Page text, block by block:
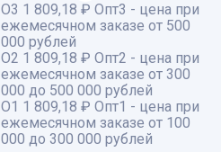
О3 1 809,18 ₽ Опт3 - цена при
ежемесячном заказе от 500
000 рублей
О2 1 809,18 ₽ Опт2 - цена при
ежемесячном заказе от 300
000 до 500 000 рублей
О1 1 809,18 ₽ Опт1 - цена при
ежемесячном заказе от 100
000 до 300 000 рублей